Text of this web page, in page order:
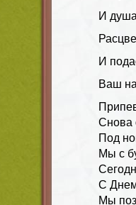
И
И
Ваш
Снова
Под
Мы с
С
Мы